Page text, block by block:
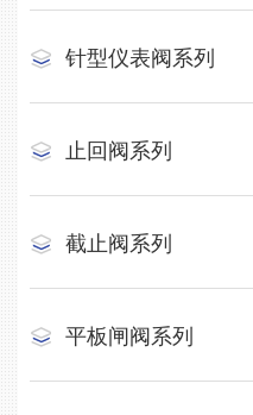
针型仪表阀系列
止回阀系列
截止阀系列
平板闸阀系列